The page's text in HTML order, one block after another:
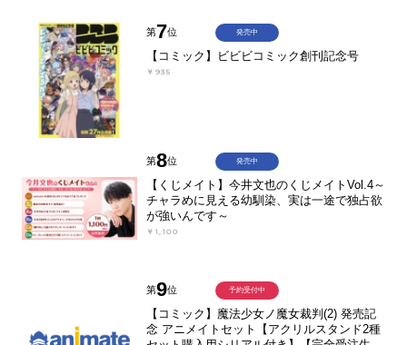
第7位
【コミック】ビビビコミック創刊記念号
￥935
発売中
第8位
【くじメイト】今井文也のくじメイトVol.4～
チャラめに見える幼馴染、実は一途で独占欲
が強いんです～
￥1,100
発売中
第9位
【コミック】魔法少女ノ魔女裁判(2) 発売記
念 アニメイトセット【アクリルスタンド2種
予約受付中